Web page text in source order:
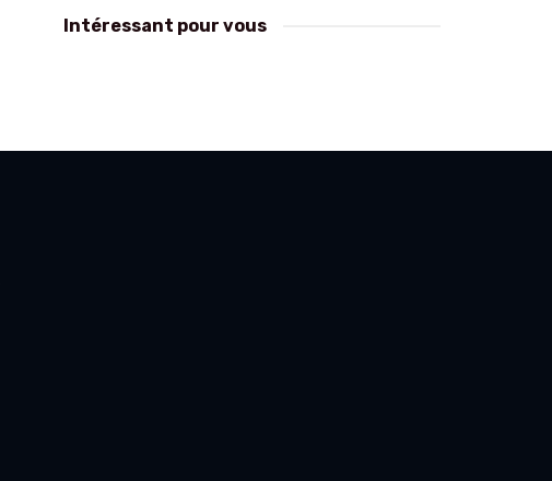
Intéressant pour vous